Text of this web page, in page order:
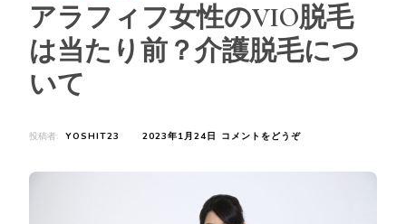
アラフィフ女性のVIO脱毛
は当たり前？介護脱毛につ
いて
投稿者: YOSHIT23 2023年1月24日 コメントをどうぞ(ア